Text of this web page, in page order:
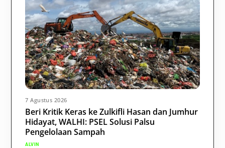
7 Agustus 2026
Beri Kritik Keras ke Zulkifli Hasan dan Jumhur
Hidayat, WALHI: PSEL Solusi Palsu
Pengelolaan Sampah
ALVIN